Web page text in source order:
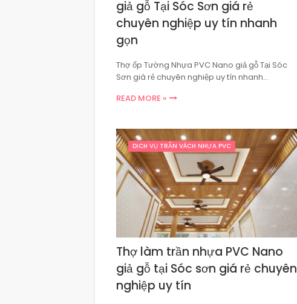
giả gỗ Tại Sóc Sơn giá rẻ
chuyên nghiệp uy tín nhanh
gọn
Thợ ốp Tường Nhựa PVC Nano giả gỗ Tại Sóc
Sơn giá rẻ chuyên nghiệp uy tín nhanh…
READ MORE »
DỊCH VỤ TRẦN VÁCH NHỰA PVC
Thợ làm trần nhựa PVC Nano
giả gỗ tại Sóc sơn giá rẻ chuyên
nghiệp uy tín